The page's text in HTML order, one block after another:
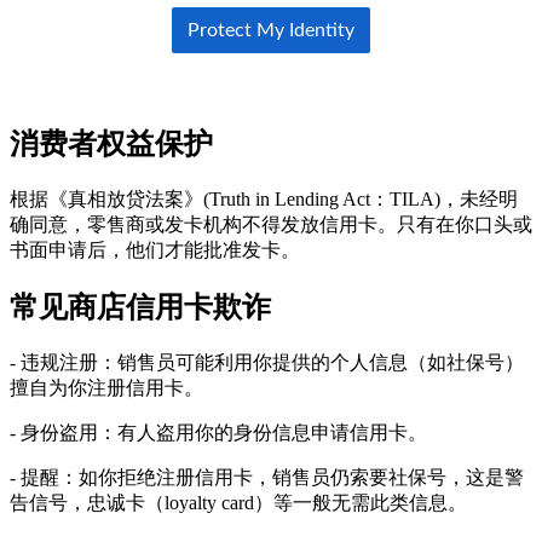
消费者权益保护
根据《真相放贷法案》(Truth in Lending Act：TILA)，未经明
确同意，零售商或发卡机构不得发放信用卡。只有在你口头或
书面申请后，他们才能批准发卡。
常见商店信用卡欺诈
- 违规注册：销售员可能利用你提供的个人信息（如社保号）
擅自为你注册信用卡。
- 身份盗用：有人盗用你的身份信息申请信用卡。
- 提醒：如你拒绝注册信用卡，销售员仍索要社保号，这是警
告信号，忠诚卡（loyalty card）等一般无需此类信息。